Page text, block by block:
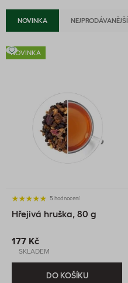
NOVINKA NEJPRODÁVANĚJŠÍ
NOVINKA
5 hodnocení
Hřejivá hruška, 80 g
177 Kč
SKLADEM
DO KOŠÍKU